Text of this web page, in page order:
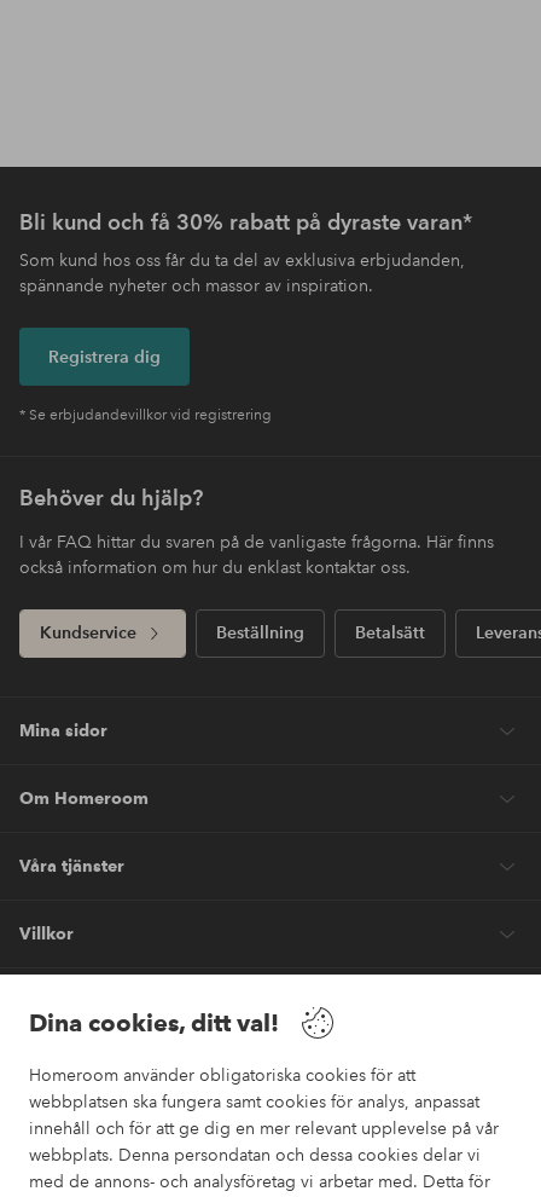
Dina cookies, ditt val!
Homeroom använder obligatoriska cookies för att
webbplatsen ska fungera samt cookies för analys, anpassat
innehåll och för att ge dig en mer relevant upplevelse på vår
webbplats. Denna persondatan och dessa cookies delar vi
med de annons- och analysföretag vi arbetar med. Detta för
Bli kund och få 30% rabatt på dyraste varan*
Som kund hos oss får du ta del av exklusiva erbjudanden,
spännande nyheter och massor av inspiration.
Registrera dig
* Se erbjudandevillkor vid registrering
Behöver du hjälp?
I vår FAQ hittar du svaren på de vanligaste frågorna. Här finns
också information om hur du enklast kontaktar oss.
Kundservice Beställning Betalsätt
Mina sidor
Om Homeroom
Våra tjänster
Villkor
Säkra betalningar